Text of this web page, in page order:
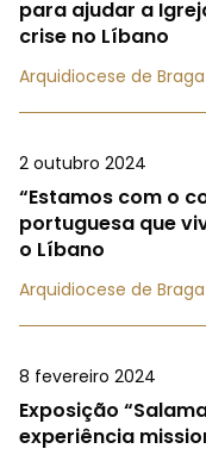
para ajudar a
crise no Líbano
Arquidiocese de Braga
2 outubro 2024
“Estamos com o
portuguesa que
o Líbano
Arquidiocese de Braga
8 fevereiro 2024
Exposição
experiência